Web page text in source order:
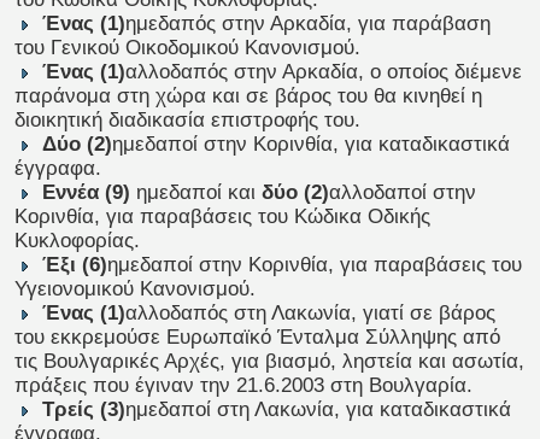
Ένας (1)ημεδαπός στην Αρκαδία, για παράβαση
του Γενικού Οικοδομικού Κανονισμού.
Ένας (1)αλλοδαπός στην Αρκαδία, ο οποίος διέμενε
παράνομα στη χώρα και σε βάρος του θα κινηθεί η
διοικητική διαδικασία επιστροφής του.
Δύο (2)ημεδαποί στην Κορινθία, για καταδικαστικά
έγγραφα.
Εννέα (9) ημεδαποί και δύο (2)αλλοδαποί στην
Κορινθία, για παραβάσεις του Κώδικα Οδικής
Κυκλοφορίας.
Έξι (6)ημεδαποί στην Κορινθία, για παραβάσεις του
Υγειονομικού Κανονισμού.
Ένας (1)αλλοδαπός στη Λακωνία, γιατί σε βάρος
του εκκρεμούσε Ευρωπαϊκό Ένταλμα Σύλληψης από
τις Βουλγαρικές Αρχές, για βιασμό, ληστεία και ασωτία,
πράξεις που έγιναν την 21.6.2003 στη Βουλγαρία.
Τρείς (3)ημεδαποί στη Λακωνία, για καταδικαστικά
έγγραφα.